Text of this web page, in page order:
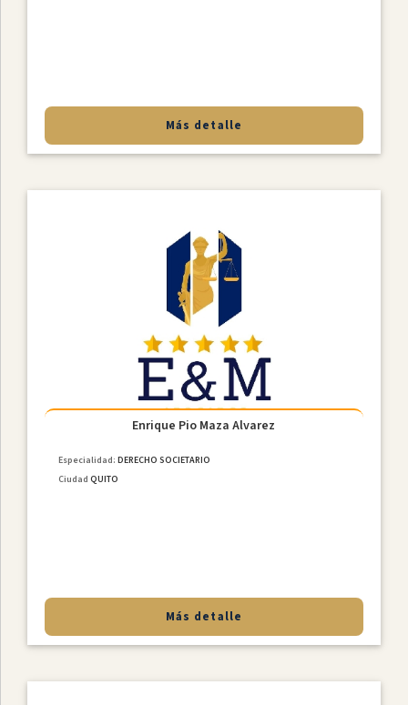
Más detalle
Enrique Pio Maza Alvarez
Especialidad:DERECHO SOCIETARIO
Ciudad QUITO
Más detalle